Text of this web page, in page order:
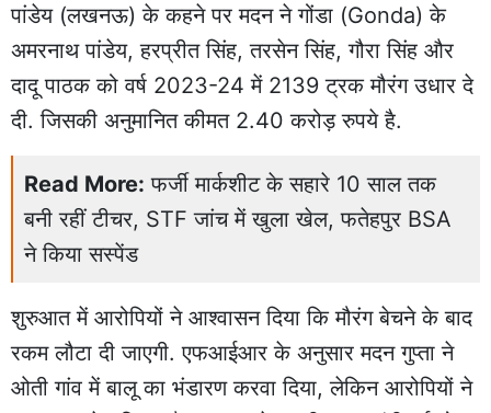
पांडेय (लखनऊ) के कहने पर मदन ने गोंडा (Gonda) के
अमरनाथ पांडेय, हरप्रीत सिंह, तरसेन सिंह, गौरा सिंह और
दादू पाठक को वर्ष 2023-24 में 2139 ट्रक मौरंग उधार दे
दी. जिसकी अनुमानित कीमत 2.40 करोड़ रुपये है.
Read More: फर्जी मार्कशीट के सहारे 10 साल तक
बनी रहीं टीचर, STF जांच में खुला खेल, फतेहपुर BSA
ने किया सस्पेंड
शुरुआत में आरोपियों ने आश्वासन दिया कि मौरंग बेचने के बाद
रकम लौटा दी जाएगी. एफआईआर के अनुसार मदन गुप्ता ने
ओती गांव में बालू का भंडारण करवा दिया, लेकिन आरोपियों ने